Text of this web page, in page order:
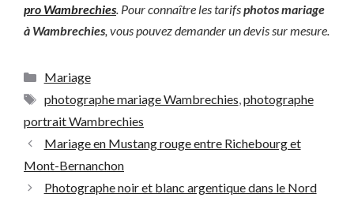
pro Wambrechies . Pour connaître les tarifsphotos mariage
à Wambrechies , vous pouvez demander un devis sur mesure.
Catégories
Mariage
Étiquettes
photographe mariage Wambrechies photographe
portrait Wambrechies
Mariage en Mustang rouge entre Richebourg et
Mont-Bernanchon
Photographe noir et blanc argentique dans le Nord